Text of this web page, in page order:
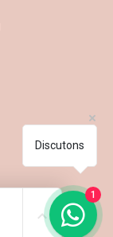
Discutons
1